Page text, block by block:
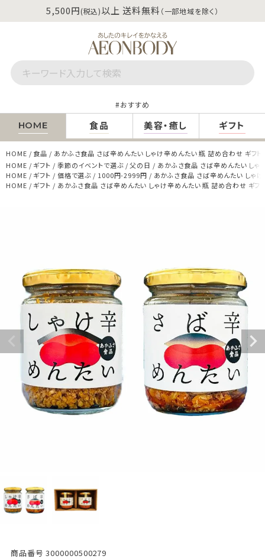
5,500円(税込)以上 送料無料 （一部地域を除く）
おすすめ
HOME 食品 美容・癒し ギフト
HOME 食品
あかふさ食品 さば辛めんたい しゃけ辛めんたい 瓶 詰め合わせ ギフト
HOME
ギフト 季節のイベントで選ぶ 父の日
あかふさ食品 さば辛めんたい しゃ
HOME
ギフト 価格で選ぶ 1000円-2999円
あかふさ食品 さば辛めんたい しゃ
HOME
ギフト あかふさ食品 さば辛めんたい しゃけ辛めんたい 瓶 詰め合わせ ギフ
商品番号 3000000500279